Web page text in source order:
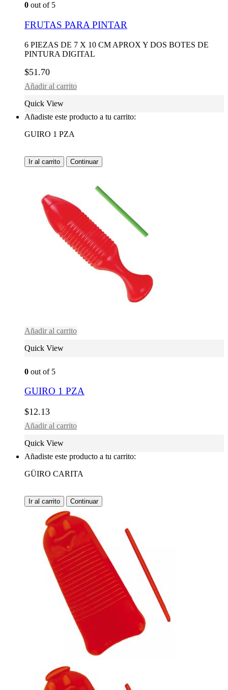
0 out of 5
FRUTAS PARA PINTAR
6 PIEZAS DE 7 X 10 CM APROX Y DOS BOTES DE
PINTURA DIGITAL
$51.70
Añadir al carrito
Quick View
Añadiste este producto a tu carrito:
GUIRO 1 PZA
Ir al carrito Continuar
Añadir al carrito
Quick View
0 out of 5
GUIRO 1 PZA
$12.13
Añadir al carrito
Quick View
Añadiste este producto a tu carrito:
GÜIRO CARITA
Ir al carrito Continuar